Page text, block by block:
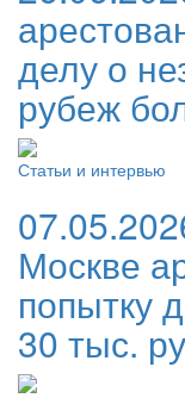
делу о
рубеж
Статьи и интервью
Москве
попытку
30 тыс.